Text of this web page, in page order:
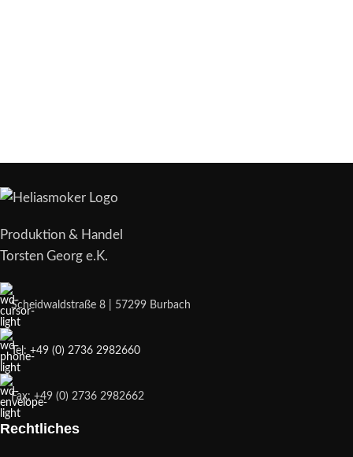
Produktion & Handel
Torsten Georg e.K.
Scheidwaldstraße 8 | 57299 Burbach
Tel: +49 (0) 2736 2982660
Fax: +49 (0) 2736 2982662
Rechtliches